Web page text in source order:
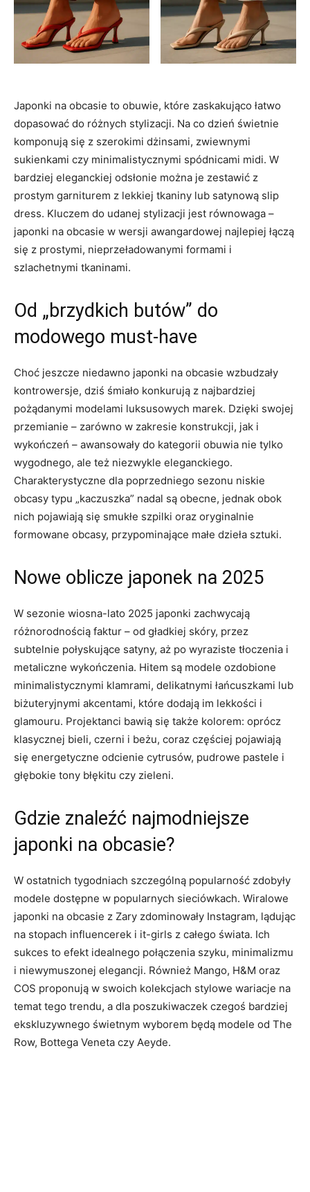
Japonki na obcasie to obuwie, które zaskakująco łatwo
dopasować do różnych stylizacji. Na co dzień świetnie
komponują się z szerokimi dżinsami, zwiewnymi
sukienkami czy minimalistycznymi spódnicami midi. W
bardziej eleganckiej odsłonie można je zestawić z
prostym garniturem z lekkiej tkaniny lub satynową slip
dress. Kluczem do udanej stylizacji jest równowaga –
japonki na obcasie w wersji awangardowej najlepiej łączą
się z prostymi, nieprzeładowanymi formami i
szlachetnymi tkaninami.
Od „brzydkich butów” do
modowego must-have
Choć jeszcze niedawno japonki na obcasie wzbudzały
kontrowersje, dziś śmiało konkurują z najbardziej
pożądanymi modelami luksusowych marek. Dzięki swojej
przemianie – zarówno w zakresie konstrukcji, jak i
wykończeń – awansowały do kategorii obuwia nie tylko
wygodnego, ale też niezwykle eleganckiego.
Charakterystyczne dla poprzedniego sezonu niskie
obcasy typu „kaczuszka” nadal są obecne, jednak obok
nich pojawiają się smukłe szpilki oraz oryginalnie
formowane obcasy, przypominające małe dzieła sztuki.
Nowe oblicze japonek na 2025
W sezonie wiosna-lato 2025 japonki zachwycają
różnorodnością faktur – od gładkiej skóry, przez
subtelnie połyskujące satyny, aż po wyraziste tłoczenia i
metaliczne wykończenia. Hitem są modele ozdobione
minimalistycznymi klamrami, delikatnymi łańcuszkami lub
biżuteryjnymi akcentami, które dodają im lekkości i
glamouru. Projektanci bawią się także kolorem: oprócz
klasycznej bieli, czerni i beżu, coraz częściej pojawiają
się energetyczne odcienie cytrusów, pudrowe pastele i
głębokie tony błękitu czy zieleni.
Gdzie znaleźć najmodniejsze
japonki na obcasie?
W ostatnich tygodniach szczególną popularność zdobyły
modele dostępne w popularnych sieciówkach. Wiralowe
japonki na obcasie z Zary zdominowały Instagram, lądując
na stopach influencerek i it-girls z całego świata. Ich
sukces to efekt idealnego połączenia szyku, minimalizmu
i niewymuszonej elegancji. Również Mango, H&M oraz
COS proponują w swoich kolekcjach stylowe wariacje na
temat tego trendu, a dla poszukiwaczek czegoś bardziej
ekskluzywnego świetnym wyborem będą modele od The
Row, Bottega Veneta czy Aeyde.